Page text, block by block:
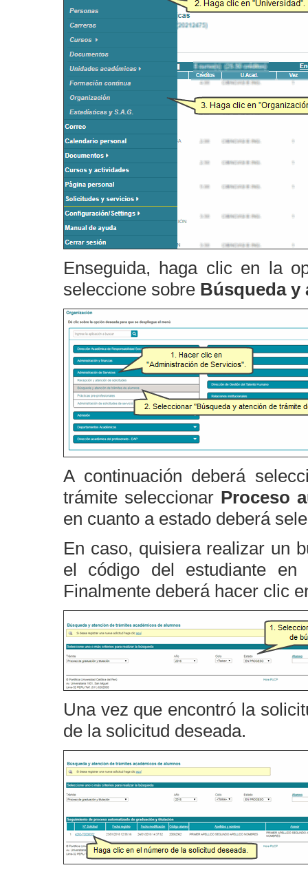
Enseguida, haga clic en la
seleccione sobre Búsqueda y
A continuación deberá
trámite seleccionar Proceso
en cuanto a estado deberá
En caso, quisiera realizar un
el código del estudiante
Finalmente deberá hacer clic
Una vez que encontró la
de la solicitud deseada.